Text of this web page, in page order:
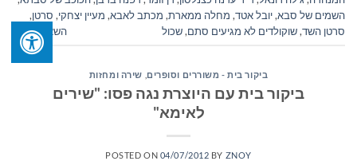
השמים של סבא,יובל אטד, מחלה ממארת, מכתב לאבא, מעיין יצחקי, סרטן,
סרטן השד,שוקולדים לא מגיעים סתם,שכול השאר תגובה
ביקור בית - משוררים וסופרים שירה ומחזות
ביקור בית עם היוצרת נגה פסו: "שירים
לאימא"
POSTED ON 04/07/2012 BY ZNOY